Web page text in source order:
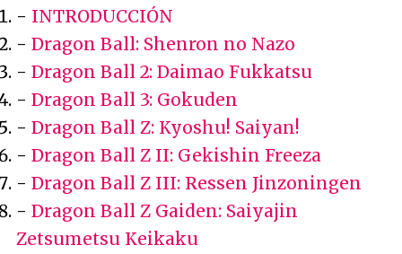
- INTRODUCCIÓN
- Dragon Ball: Shenron no Nazo
- Dragon Ball 2: Daimao Fukkatsu
- Dragon Ball 3: Gokuden
- Dragon Ball Z: Kyoshu! Saiyan!
- Dragon Ball Z II: Gekishin Freeza
- Dragon Ball Z III: Ressen Jinzoningen
- Dragon Ball Z Gaiden: Saiyajin
Zetsumetsu Keikaku